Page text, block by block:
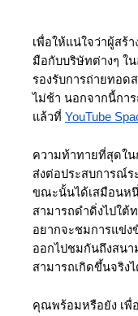
เพื่อให้แน่ใจว่าผู้สร้
มือกับบริษัทต่างๆ ใ
รองรับการถ่ายทอด
ไม่ช้า นอกจากนี้กา
แล้วที่ YouTube
ความท้าทายที่สุดใน
ส่งต่อประสบการณ์ร
ขณะนั้นได้เสมือนหนึ่
สามารถดำดิ่งไปใต้
อยากจะชมการแข่ง
ออกไปชมกันถึงสนา
สามารถเกิดขึ้นจริง
คุณพร้อมหรือยัง เพื่อ